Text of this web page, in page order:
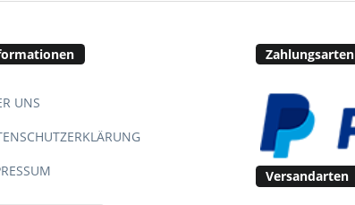
UNS
Zahlungsarten
Versandarten